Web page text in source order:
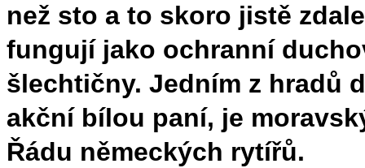
než sto a to skoro jistě
fungují jako ochranní
šlechtičny. Jedním z hradů
akční bílou paní, je
Řádu německých rytířů.